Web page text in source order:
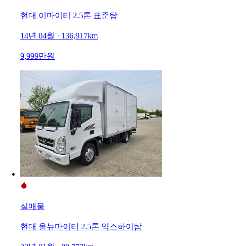
현대 이마이티 2.5톤 표준탑
14년 04월 · 136,917km
9,999만원
실매물
현대 올뉴마이티 2.5톤 익스하이탑